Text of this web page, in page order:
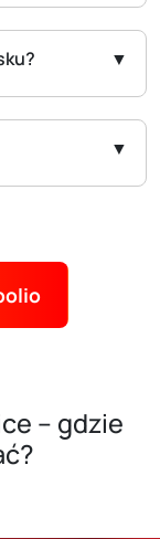
– gdzie